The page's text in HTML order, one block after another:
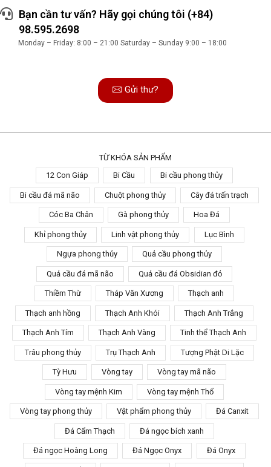
Bạn cần tư vấn? Hãy gọi chúng tôi (+84)
98.595.2698
Monday – Friday: 8:00 – 21:00 Saturday – Sunday 9:00 – 18:00
Gửi thư?
TỪ KHÓA SẢN PHẨM
12 Con Giáp
Bi Cầu Bi cầu phong thủy
Bi cầu đá mã não Chuột phong thủy Cây đá trấn trạch
Cóc Ba Chân Gà phong thủy Hoa Đá
Khỉ phong thủy Linh vật phong thủy Lục Bình
Ngựa phong thủy Quả cầu phong thủy
Quả cầu đá mã não Quả cầu đá Obsidian đỏ
Thiềm Thừ Tháp Văn Xương Thạch anh
Thạch anh hồng Thạch Anh Khói Thạch Anh Trắng
Thạch Anh Tím Thạch Anh Vàng Tinh thể Thạch Anh
Trâu phong thủy Trụ Thạch Anh Tượng Phật Di Lặc
Tỳ Hưu Vòng tay Vòng tay mã não
Vòng tay mệnh Kim Vòng tay mệnh Thổ
Vòng tay phong thủy Vật phẩm phong thủy Đá Canxit
Đá Cẩm Thạch Đá ngọc bích xanh
Đá ngọc Hoàng Long Đá Ngọc Onyx Đá Onyx